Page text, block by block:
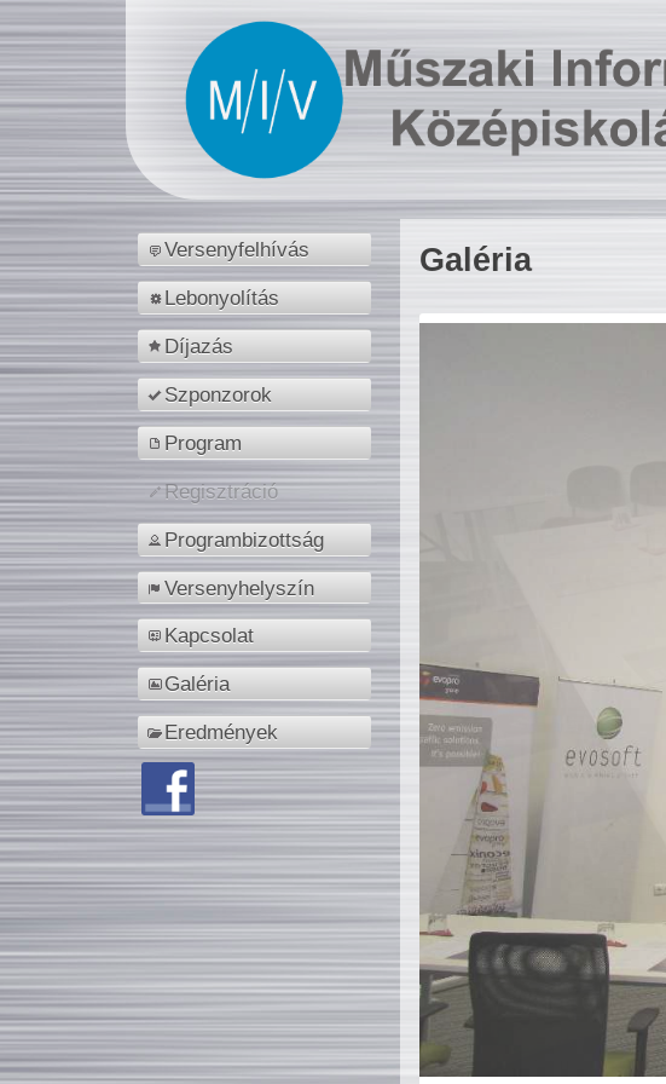
Versenyfelhívás
Lebonyolítás
Díjazás
Szponzorok
Program
Regisztráció
Programbizottság
Versenyhelyszín
Kapcsolat
Galéria
Eredmények
Galéria